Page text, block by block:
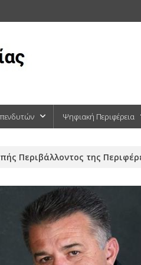
Ψηφιακή Περιφέρεια
Περιβάλλοντος της